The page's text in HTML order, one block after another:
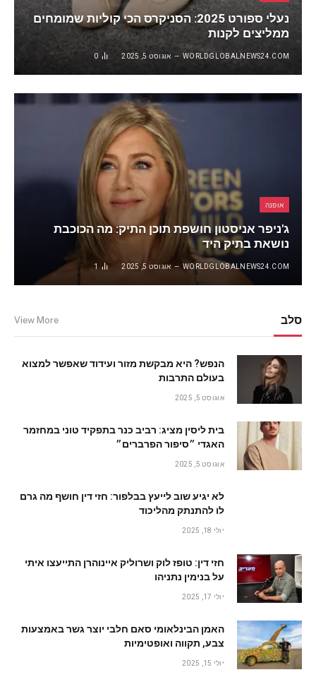
נעלי ספורט 2025: הסניקרס הכי קוליות שמומחים
ממליצים לקנות
WORLDGLOBALNEWS24.COM אוגוסט 5, 2025 0
אופנה
ג'ניפר אניסטון חושפת תוכן התיק: מה הכוכבת
נושאת בתיק היד
WORLDGLOBALNEWS24.COM אוגוסט 5, 2025 1
סלב View More
הנפש? היא מבקשת מזור ועידוד שאפשר למצוא
בעולם התרבות
אוגוסט 5, 2025
בית ליסין מציג: רביב כנר בתפקיד טוני במחזמר
האגדי ״סיפור הפרברים״
אוגוסט 5, 2025
לא יגיע שוב לייעץ בבלפור: חזי דין חושף מה גרם
לו להתנתק מהליכוד
יולי 18, 2025
חזי דין: טופז לוק ושרוליק איינוהרן התייעצו איתי
על בנימין נתניהו
יולי 17, 2025
האמן הבינלאומי סאם חלבי יוצר גשר באמצעות
צבע, תקווה ואופטימיות
יולי 15, 2025